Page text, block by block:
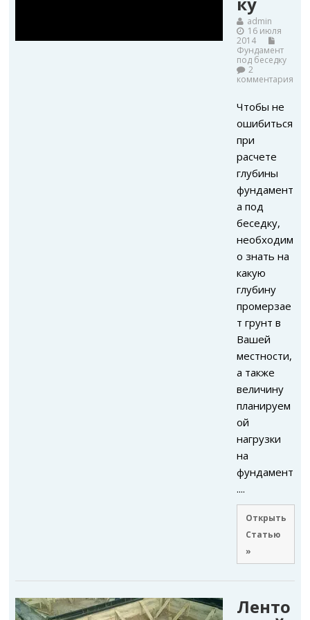
admin
16 июля
2014
Фундамент
под беседку
2
комментария
Чтобы не
ошибиться
при
расчете
глубины
фундамент
а под
беседку,
необходим
о знать на
какую
глубину
промерзае
т грунт в
Вашей
местности,
а также
величину
планируем
ой
нагрузки
на
фундамент
....
Открыть
Статью
»
Ленто